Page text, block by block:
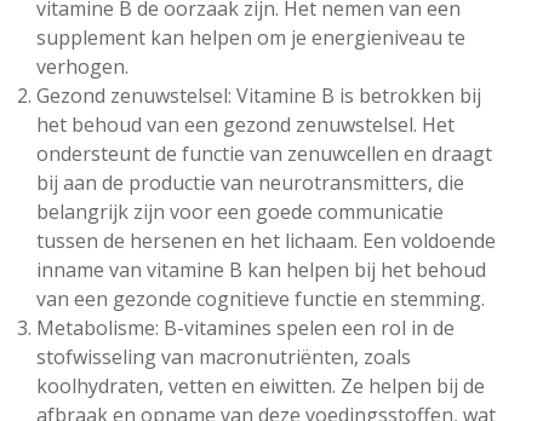
vitamine B de oorzaak zijn. Het nemen van een
supplement kan helpen om je energieniveau te
verhogen.
Gezond zenuwstelsel: Vitamine B is betrokken bij
het behoud van een gezond zenuwstelsel. Het
ondersteunt de functie van zenuwcellen en draagt
bij aan de productie van neurotransmitters, die
belangrijk zijn voor een goede communicatie
tussen de hersenen en het lichaam. Een voldoende
inname van vitamine B kan helpen bij het behoud
van een gezonde cognitieve functie en stemming.
Metabolisme: B-vitamines spelen een rol in de
stofwisseling van macronutriënten, zoals
koolhydraten, vetten en eiwitten. Ze helpen bij de
afbraak en opname van deze voedingsstoffen, wat